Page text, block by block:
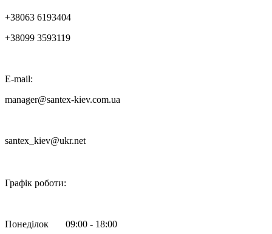
+38063 6193404
+38099 3593119
E-mail:
manager@santex-kiev.com.ua
santex_kiev@ukr.net
Графік роботи:
Понеділок 09:00 - 18:00